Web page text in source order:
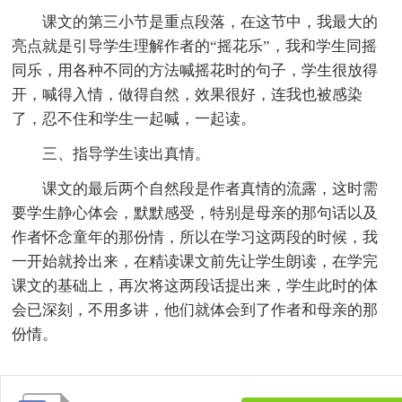
课文的第三小节是重点段落，在这节中，我最大的
亮点就是引导学生理解作者的“摇花乐”，我和学生同摇
同乐，用各种不同的方法喊摇花时的句子，学生很放得
开，喊得入情，做得自然，效果很好，连我也被感染
了，忍不住和学生一起喊，一起读。
三、指导学生读出真情。
课文的最后两个自然段是作者真情的流露，这时需
要学生静心体会，默默感受，特别是母亲的那句话以及
作者怀念童年的那份情，所以在学习这两段的时候，我
一开始就拎出来，在精读课文前先让学生朗读，在学完
课文的基础上，再次将这两段话提出来，学生此时的体
会已深刻，不用多讲，他们就体会到了作者和母亲的那
份情。